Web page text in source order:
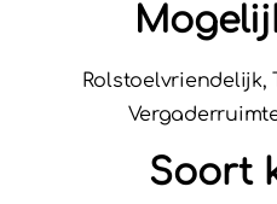
Rolstoelvriendelijk,
Soort